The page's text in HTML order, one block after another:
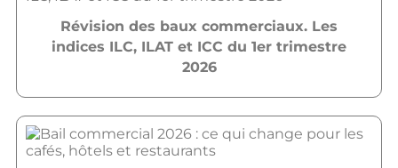
Révision des baux commerciaux. Les
indices ILC, ILAT et ICC du 1er trimestre
2026